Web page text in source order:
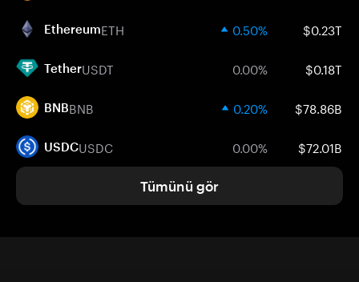
EthereumETH 0.50% $0.23T
TetherUSDT 0.00% $0.18T
BNBBNB 0.20% $78.86B
USDCUSDC 0.00% $72.01B
Tümünü gör